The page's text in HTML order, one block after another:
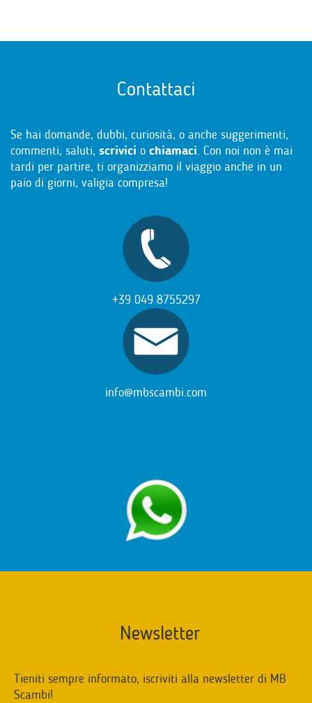
Contattaci
Se hai domande, dubbi, curiosità, o anche suggerimenti,
commenti, saluti, scrivici o chiamaci. Con noi non è mai
tardi per partire, ti organizziamo il viaggio anche in un
paio di giorni, valigia compresa!
+39 049 8755297
info@mbscambi.com
Newsletter
Tieniti sempre informato, iscriviti alla newsletter di MB
Scambi!